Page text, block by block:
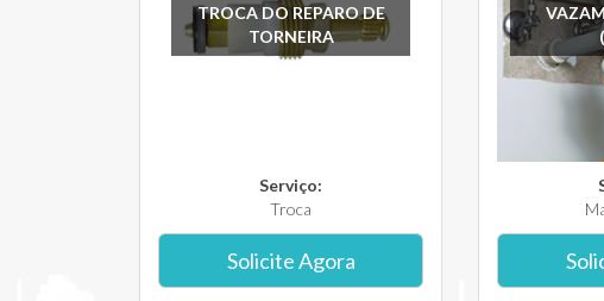
TROCA DO REPARO DE
TORNEIRA
Serviço:
Troca
Solicite Agora